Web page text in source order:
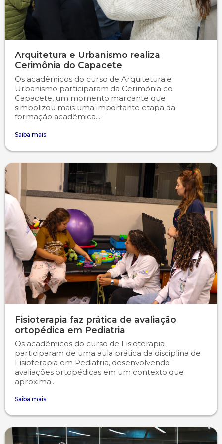
Arquitetura e Urbanismo realiza
Cerimônia do Capacete
Os acadêmicos do curso de Arquitetura e
Urbanismo participaram da Cerimônia do
Capacete, um momento marcante que
simbolizou mais uma importante etapa da
formação acadêmica....
Saiba mais
Fisioterapia faz prática de avaliação
ortopédica em Pediatria
Os acadêmicos do curso de Fisioterapia
participaram de uma aula prática da disciplina de
Fisioterapia em Pediatria, desenvolvendo
avaliações ortopédicas em um contexto que
aproxima...
Saiba mais